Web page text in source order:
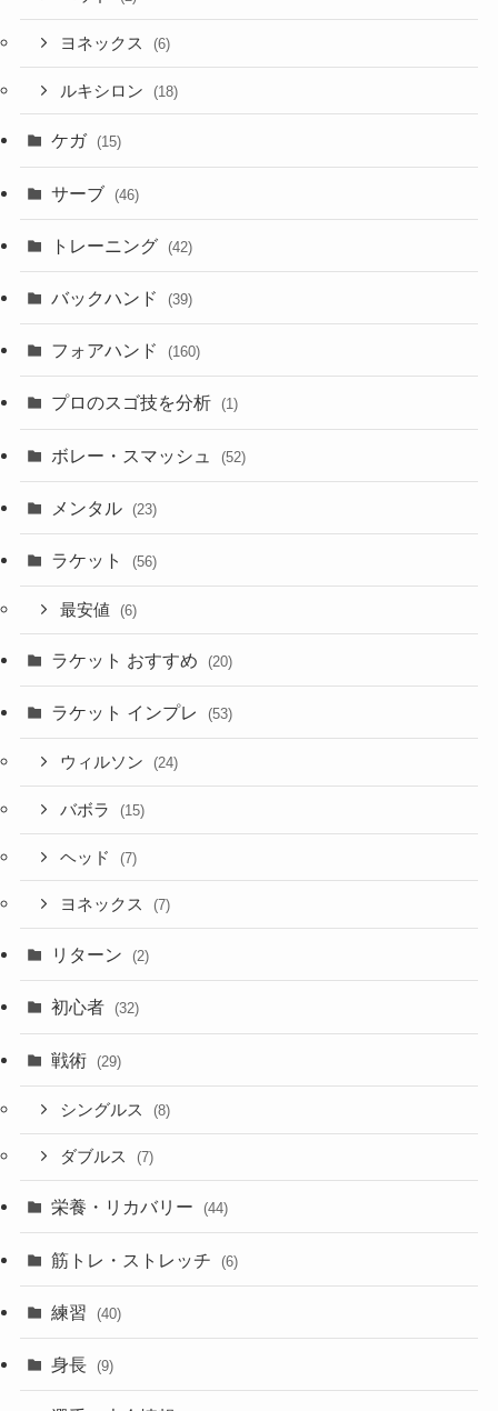
ヨネックス (6)
ルキシロン (18)
ケガ (15)
サーブ (46)
トレーニング (42)
バックハンド (39)
フォアハンド (160)
プロのスゴ技を分析 (1)
ボレー・スマッシュ (52)
メンタル (23)
ラケット (56)
最安値 (6)
ラケット おすすめ (20)
ラケット インプレ (53)
ウィルソン (24)
バボラ (15)
ヘッド (7)
ヨネックス (7)
リターン (2)
初心者 (32)
戦術 (29)
シングルス (8)
ダブルス (7)
栄養・リカバリー (44)
筋トレ・ストレッチ (6)
練習 (40)
身長 (9)